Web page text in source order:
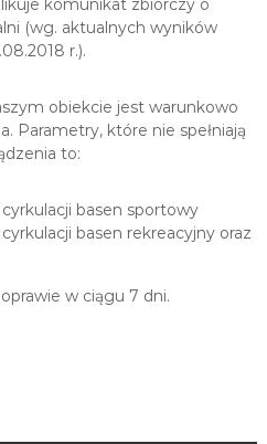
i
komunikat zbiorczy o
(wg. aktualnych wyników
r.).
obiekcie jest warunkowo
Parametry, które nie spełniają
to:
basen sportowy
basen rekreacyjny oraz
w ciągu 7 dni.